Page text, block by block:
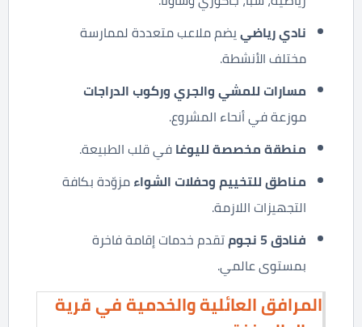
نادي رياضييضم ملاعب متعددة لممارسة
مختلف الأنشطة.
مسارات للمشي والجري وركوب الدراجات
موزعة في أنحاء المشروع.
منطقة مخصصة لليوغافي قلب الطبيعة.
مناطق للتخييم وحفلات الشواءمزوّدة بكافة
التجهيزات اللازمة.
فنادق 5 نجوم
تقدم خدمات إقامة فاخرة
بمستوى عالمي.
المرافق العائلية والخدمية في قرية